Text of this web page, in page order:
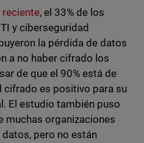
, el 33% de los
y ciberseguridad
la pérdida de datos
a no haber cifrado los
de que el 90% está de
cifrado es positivo para su
El estudio también puso
muchas organizaciones
pero no están